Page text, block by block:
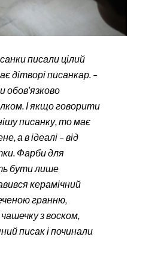
писали цілий
дітворі писанкар. –
обов’язково
І якщо говорити
писанку, то має
а в ідеалі – від
Фарби для
бути лише
керамічний
гранню,
з воском,
писак і починали